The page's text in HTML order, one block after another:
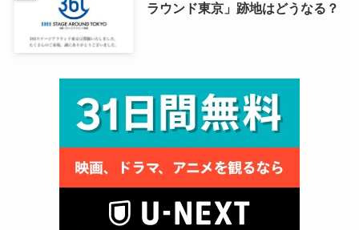
ラウンド東京」跡地はどうなる？